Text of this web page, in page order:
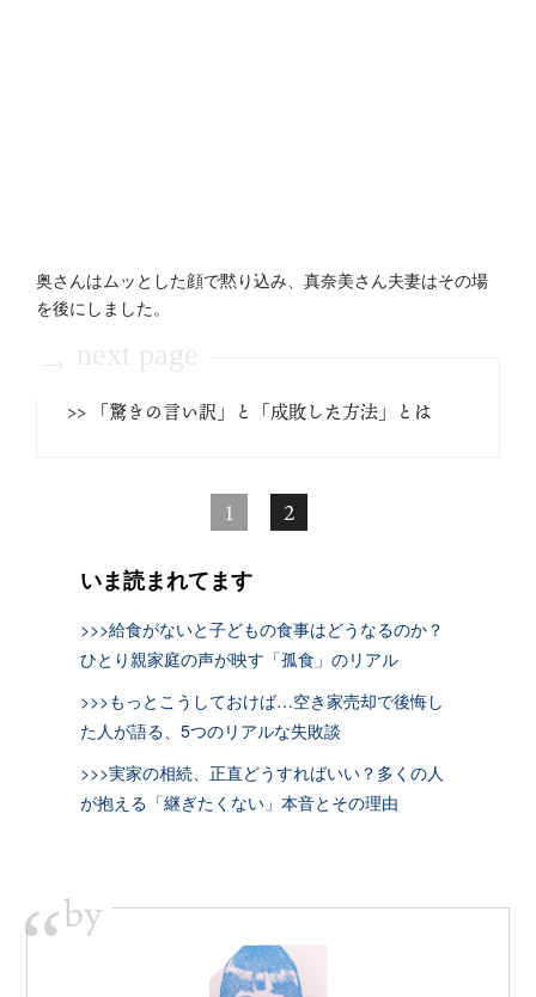
奥さんはムッとした顔で黙り込み、真奈美さん夫妻はその場
を後にしました。
>> 「驚きの言い訳」と「成敗した方法」とは
1 2
いま読まれてます
>>>給食がないと子どもの食事はどうなるのか？
ひとり親家庭の声が映す「孤食」のリアル
>>>もっとこうしておけば…空き家売却で後悔し
た人が語る、5つのリアルな失敗談
>>>実家の相続、正直どうすればいい？多くの人
が抱える「継ぎたくない」本音とその理由
“by